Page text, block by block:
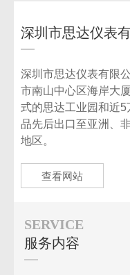
深圳市思达仪表
深圳市思达仪表有限
市南山中心区海岸大
式的思达工业园和近
品先后出口至亚洲、
地区。
查看网站
SERVICE
服务内容